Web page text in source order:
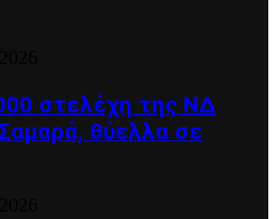
στελέχη της ΝΔ
θύελλα σε